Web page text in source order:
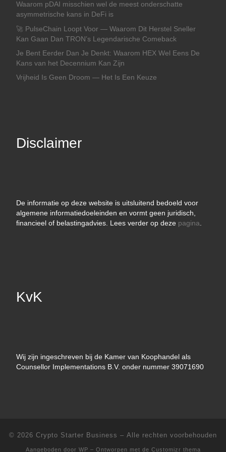
Waarom pDAI misschien wel de meest onderschatte
asymmetrische kans in DeFi is
🚀 PulseChain Loopt Voor — Waarom Dit Herstel Sneller
Kan Gaan Dan TRON’s Legendarische Comeback
Je Bent Eerder Dan Je Denkt: Waarom HEX Wel Eens De
Kans van het Decennium Kan Zijn
Vrijheid Is Geen Droom — Het Is Een Keuze
Disclaimer
De informatie op deze website is uitsluitend bedoeld voor
algemene informatiedoeleinden en vormt geen juridisch,
financieel of belastingadvies. Lees verder op deze pagina.
KvK
Wij zijn ingeschreven bij de Kamer van Koophandel als
Counsellor Implementations B.V. onder nummer 39071690
© 2026 Crypto Starter Business – Alle rechten voorbehouden
Aangeboden door WP – Ontworpen met de Customizr thema